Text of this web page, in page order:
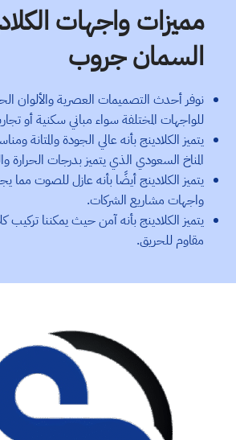
مميزات واجهات
السمان جروب
نوفر أحدث التصميمات العصرية والألوان
للواجهات المختلفة سواء مباني سكنية أو
يتميز الكلادينج بأنه عالي الجودة والمتانة
المناخ السعودي الذي يتميز بدرجات الحرارة
يتميز الكلادينج أيضًا بأنه عازل للصوت
واجهات مشاريع الشركات.
يتميز الكلادينج بأنه آمن حيث يمكننا تركيب
مقاوم للحريق.